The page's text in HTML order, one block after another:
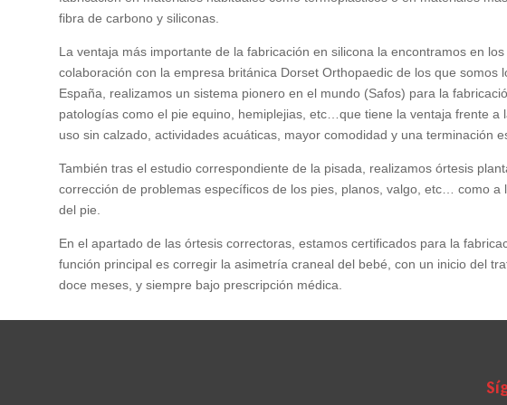
fibra de carbono y siliconas.
La ventaja más importante de la fabricación en silicona la encontramos en
colaboración con la empresa británica Dorset Orthopaedic de los que somos
España, realizamos un sistema pionero en el mundo (Safos) para la
patologías como el pie equino, hemiplejias, etc…que tiene la ventaja frente a
uso sin calzado, actividades acuáticas, mayor comodidad y una terminación
También tras el estudio correspondiente de la pisada, realizamos órtesis
corrección de problemas específicos de los pies, planos, valgo, etc… como a
del pie.
En el apartado de las órtesis correctoras, estamos certificados para la
función principal es corregir la asimetría craneal del bebé, con un inicio del
doce meses, y siempre bajo prescripción médica.